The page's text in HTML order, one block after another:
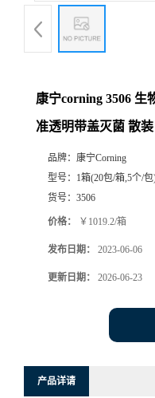
康宁corning 3506 生
准透明带盖灭菌 散装
品牌： 康宁Corning
型号： 1箱(20包/箱,5个/
货号： 3506
价格： ￥1019.2/箱
发布日期： 2023-06-06
更新日期： 2026-06-23
产品详请